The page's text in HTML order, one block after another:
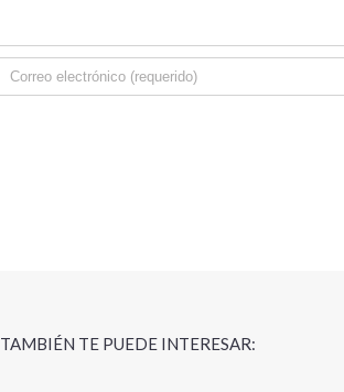
TAMBIÉN TE PUEDE INTERESAR: